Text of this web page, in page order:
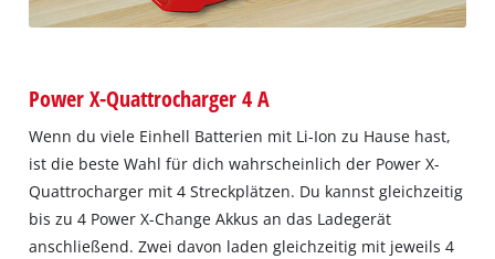
Power X-Quattrocharger 4 A
Wenn du viele Einhell Batterien mit Li-Ion zu Hause hast,
ist die beste Wahl für dich wahrscheinlich der Power X-
Quattrocharger mit 4 Streckplätzen. Du kannst gleichzeitig
bis zu 4 Power X-Change Akkus an das Ladegerät
anschließend. Zwei davon laden gleichzeitig mit jeweils 4